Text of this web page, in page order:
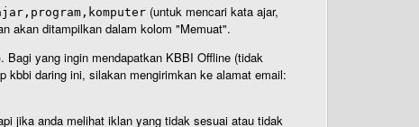
(untuk mencari kata ajar,
akan ditampilkan dalam kolom "Memuat".
yang ingin mendapatkan KBBI Offline (tidak
kbbi daring ini, silakan mengirimkan ke alamat email:
jika anda melihat iklan yang tidak sesuai atau tidak